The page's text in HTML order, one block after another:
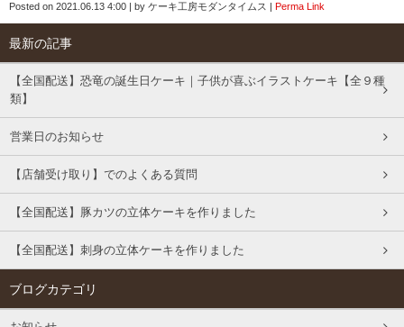
Posted on 2021.06.13 4:00 by ケーキ工房モダンタイムス Perma Link
最新の記事
【全国配送】恐竜の誕生日ケーキ｜子供が喜ぶイラストケーキ【全９種
類】
営業日のお知らせ
【店舗受け取り】でのよくある質問
【全国配送】豚カツの立体ケーキを作りました
【全国配送】刺身の立体ケーキを作りました
ブログカテゴリ